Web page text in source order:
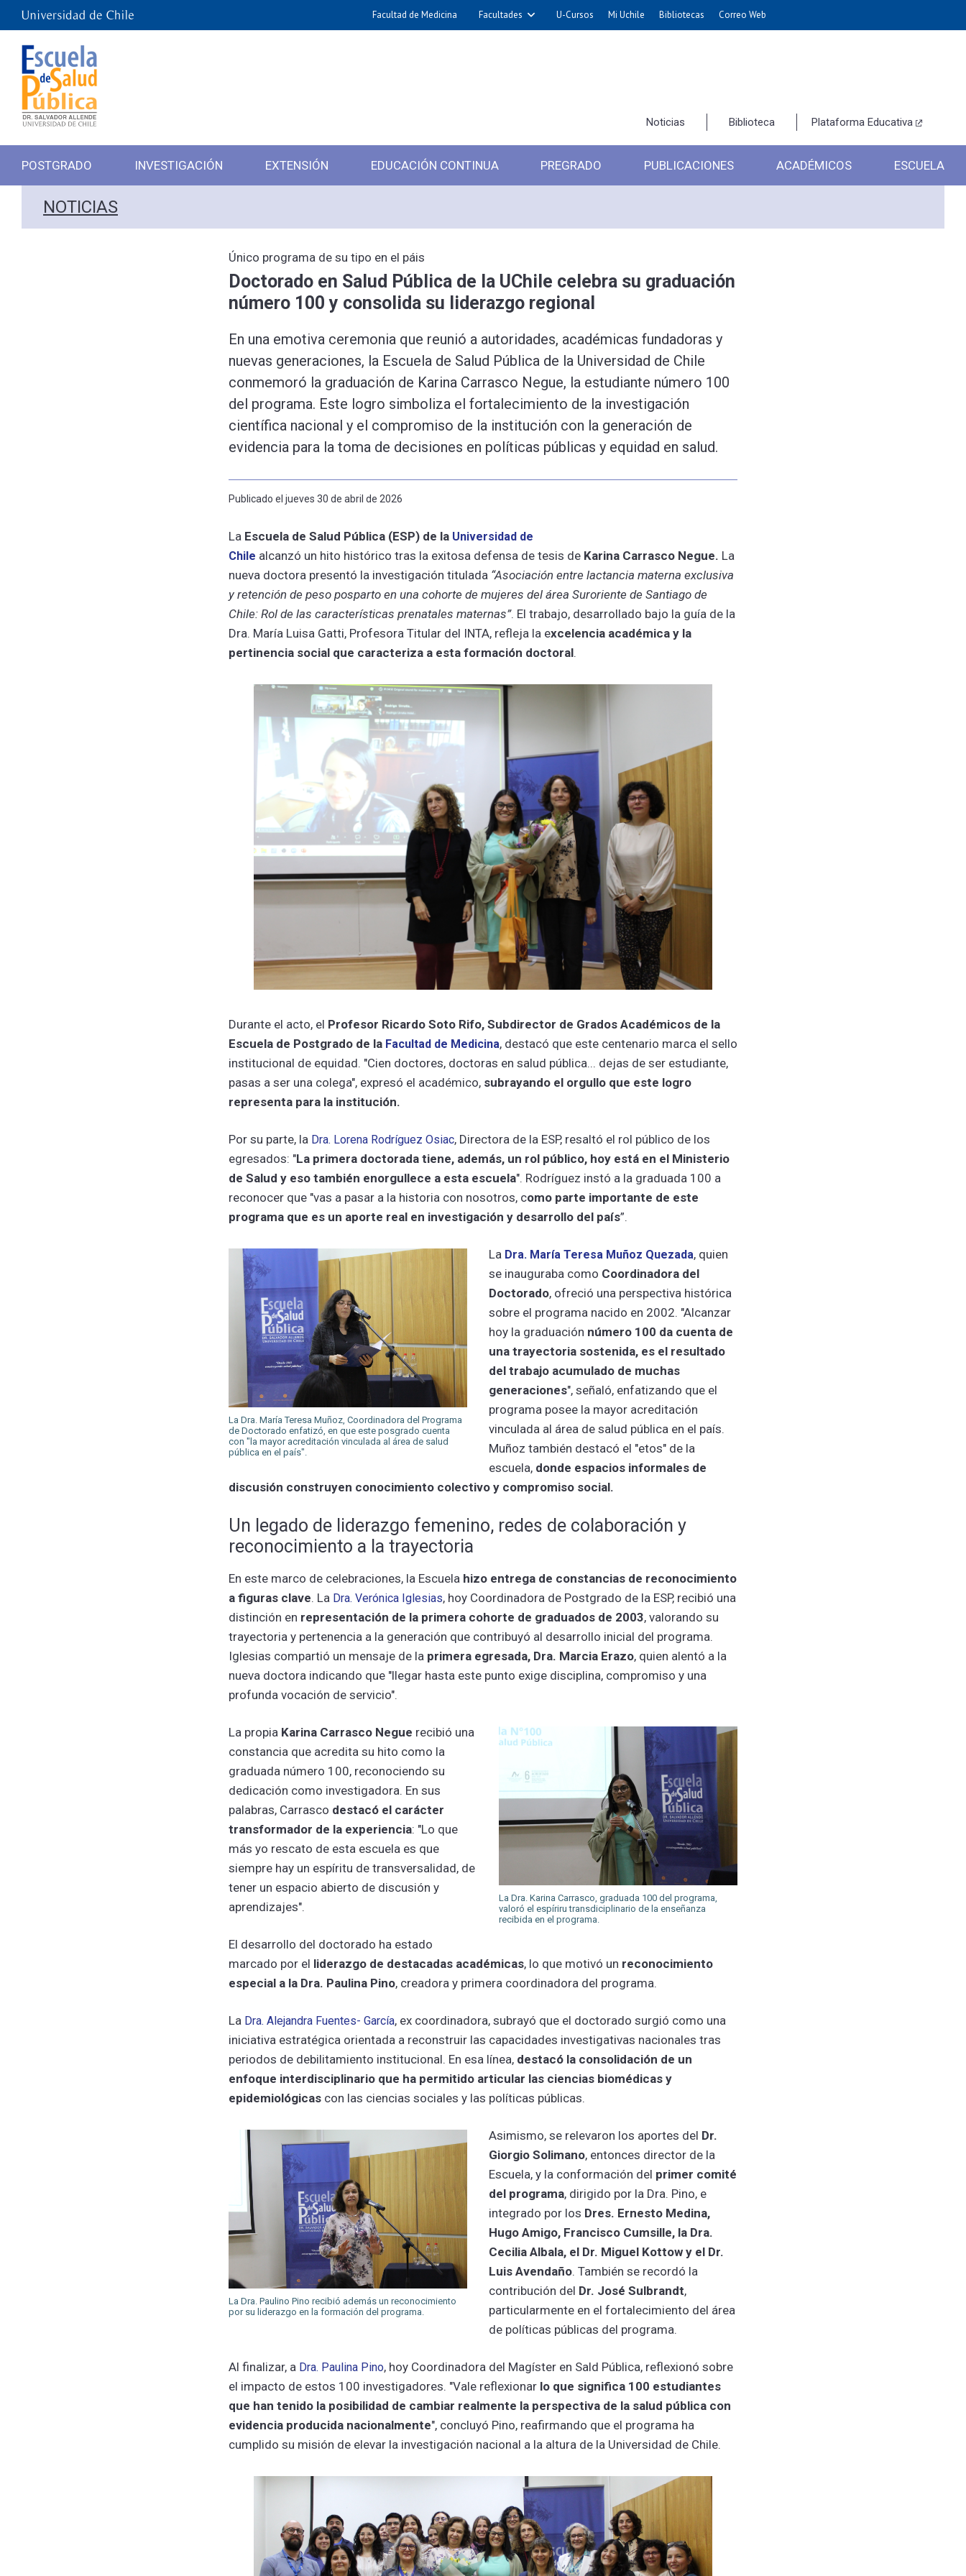
Facultad de Medicina Facultades U-Cursos Mi Uchile Bibliotecas Correo Web
Noticias Biblioteca Plataforma Educativa
POSTGRADO INVESTIGACIÓN EXTENSIÓN EDUCACIÓN CONTINUA PREGRADO PUBLICACIONES ACADÉMICOS ESCUELA
NOTICIAS
Único programa de su tipo en el páis
Doctorado en Salud Pública de la UChile celebra su graduación
número 100 y consolida su liderazgo regional
En una emotiva ceremonia que reunió a autoridades, académicas fundadoras y
nuevas generaciones, la Escuela de Salud Pública de la Universidad de Chile
conmemoró la graduación de Karina Carrasco Negue, la estudiante número 100
del programa. Este logro simboliza el fortalecimiento de la investigación
científica nacional y el compromiso de la institución con la generación de
evidencia para la toma de decisiones en políticas públicas y equidad en salud.
Publicado el jueves 30 de abril de 2026
La Escuela de Salud Pública (ESP) de la Universidad de
Chile alcanzó un hito histórico tras la exitosa defensa de tesis de Karina Carrasco Negue. La
nueva doctora presentó la investigación titulada “Asociación entre lactancia materna exclusiva
y retención de peso posparto en una cohorte de mujeres del área Suroriente de Santiago de
Chile: Rol de las características prenatales maternas”. El trabajo, desarrollado bajo la guía de la
Dra. María Luisa Gatti, Profesora Titular del INTA, refleja la excelencia académica y la
pertinencia social que caracteriza a esta formación doctoral.
Durante el acto, el Profesor Ricardo Soto Rifo, Subdirector de Grados Académicos de la
Escuela de Postgrado de la Facultad de Medicina, destacó que este centenario marca el sello
institucional de equidad. "Cien doctores, doctoras en salud pública... dejas de ser estudiante,
pasas a ser una colega", expresó el académico, subrayando el orgullo que este logro
representa para la institución.
Por su parte, la Dra. Lorena Rodríguez Osiac, Directora de la ESP, resaltó el rol público de los
egresados: "La primera doctorada tiene, además, un rol público, hoy está en el Ministerio
de Salud y eso también enorgullece a esta escuela". Rodríguez instó a la graduada 100 a
reconocer que "vas a pasar a la historia con nosotros, como parte importante de este
programa que es un aporte real en investigación y desarrollo del país”.
La Dra. María Teresa Muñoz, Coordinadora del Programa
de Doctorado enfatizó, en que este posgrado cuenta
con "la mayor acreditación vinculada al área de salud
pública en el país".
La Dra. María Teresa Muñoz Quezada, quien
se inauguraba como Coordinadora del
Doctorado, ofreció una perspectiva histórica
sobre el programa nacido en 2002. "Alcanzar
hoy la graduación número 100 da cuenta de
una trayectoria sostenida, es el resultado
del trabajo acumulado de muchas
generaciones", señaló, enfatizando que el
programa posee la mayor acreditación
vinculada al área de salud pública en el país.
Muñoz también destacó el "etos" de la
escuela, donde espacios informales de
discusión construyen conocimiento colectivo y compromiso social.
Un legado de liderazgo femenino, redes de colaboración y
reconocimiento a la trayectoria
En este marco de celebraciones, la Escuela hizo entrega de constancias de reconocimiento
a figuras clave. La Dra. Verónica Iglesias, hoy Coordinadora de Postgrado de la ESP, recibió una
distinción en representación de la primera cohorte de graduados de 2003, valorando su
trayectoria y pertenencia a la generación que contribuyó al desarrollo inicial del programa.
Iglesias compartió un mensaje de la primera egresada, Dra. Marcia Erazo, quien alentó a la
nueva doctora indicando que "llegar hasta este punto exige disciplina, compromiso y una
profunda vocación de servicio".
La Dra. Karina Carrasco, graduada 100 del programa,
valoró el espíriru transdiciplinario de la enseñanza
recibida en el programa.
La propia Karina Carrasco Negue recibió una
constancia que acredita su hito como la
graduada número 100, reconociendo su
dedicación como investigadora. En sus
palabras, Carrasco destacó el carácter
transformador de la experiencia: "Lo que
más yo rescato de esta escuela es que
siempre hay un espíritu de transversalidad, de
tener un espacio abierto de discusión y
aprendizajes".
El desarrollo del doctorado ha estado
marcado por el liderazgo de destacadas académicas, lo que motivó un reconocimiento
especial a la Dra. Paulina Pino, creadora y primera coordinadora del programa.
La Dra. Alejandra Fuentes- García, ex coordinadora, subrayó que el doctorado surgió como una
iniciativa estratégica orientada a reconstruir las capacidades investigativas nacionales tras
periodos de debilitamiento institucional. En esa línea, destacó la consolidación de un
enfoque interdisciplinario que ha permitido articular las ciencias biomédicas y
epidemiológicas con las ciencias sociales y las políticas públicas.
La Dra. Paulino Pino recibió además un reconocimiento
por su liderazgo en la formación del programa.
Asimismo, se relevaron los aportes del Dr.
Giorgio Solimano, entonces director de la
Escuela, y la conformación del primer comité
del programa, dirigido por la Dra. Pino, e
integrado por los Dres. Ernesto Medina,
Hugo Amigo, Francisco Cumsille, la Dra.
Cecilia Albala, el Dr. Miguel Kottow y el Dr.
Luis Avendaño. También se recordó la
contribución del Dr. José Sulbrandt,
particularmente en el fortalecimiento del área
de políticas públicas del programa.
Al finalizar, a Dra. Paulina Pino, hoy Coordinadora del Magíster en Sald Pública, reflexionó sobre
el impacto de estos 100 investigadores. "Vale reflexionar lo que significa 100 estudiantes
que han tenido la posibilidad de cambiar realmente la perspectiva de la salud pública con
evidencia producida nacionalmente", concluyó Pino, reafirmando que el programa ha
cumplido su misión de elevar la investigación nacional a la altura de la Universidad de Chile.